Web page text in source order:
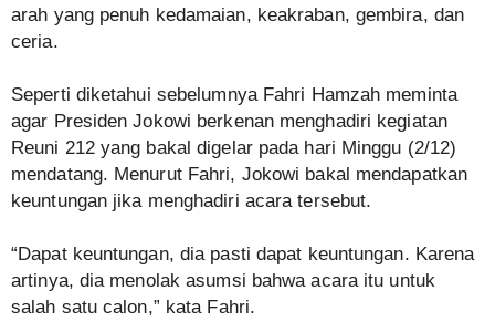
arah yang penuh kedamaian, keakraban, gembira, dan
ceria.
Seperti diketahui sebelumnya Fahri Hamzah meminta
agar Presiden Jokowi berkenan menghadiri kegiatan
Reuni 212 yang bakal digelar pada hari Minggu (2/12)
mendatang. Menurut Fahri, Jokowi bakal mendapatkan
keuntungan jika menghadiri acara tersebut.
“Dapat keuntungan, dia pasti dapat keuntungan. Karena
artinya, dia menolak asumsi bahwa acara itu untuk
salah satu calon,” kata Fahri.